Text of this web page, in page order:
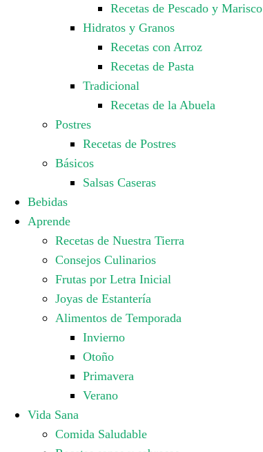
Recetas de Pescado y Marisco
Hidratos y Granos
Recetas con Arroz
Recetas de Pasta
Tradicional
Recetas de la Abuela
Postres
Recetas de Postres
Básicos
Salsas Caseras
Bebidas
Aprende
Recetas de Nuestra Tierra
Consejos Culinarios
Frutas por Letra Inicial
Joyas de Estantería
Alimentos de Temporada
Invierno
Otoño
Primavera
Verano
Vida Sana
Comida Saludable